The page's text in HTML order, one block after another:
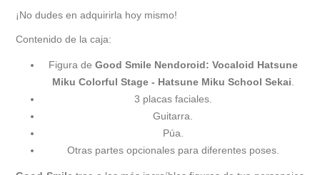
¡No dudes en adquirirla hoy mismo!
Contenido de la caja:
Figura de Good Smile Nendoroid: Vocaloid Hatsune
Miku Colorful Stage - Hatsune Miku School Sekai
3 placas faciales.
Guitarra.
Púa.
Otras partes opcionales para diferentes poses.